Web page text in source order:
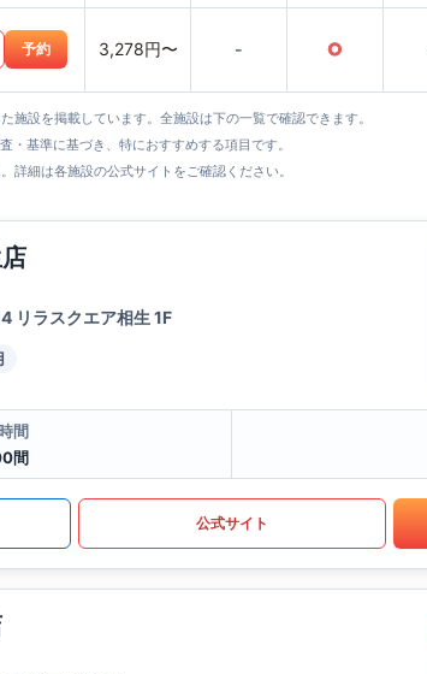
予約 3,278円〜 - ○
施設を掲載しています。全施設は下の一覧で確認できます。
基準に基づき、特におすすめする項目です。
詳細は各施設の公式サイトをご確認ください。
リラスクエア相生 1F
間
間
公式サイト